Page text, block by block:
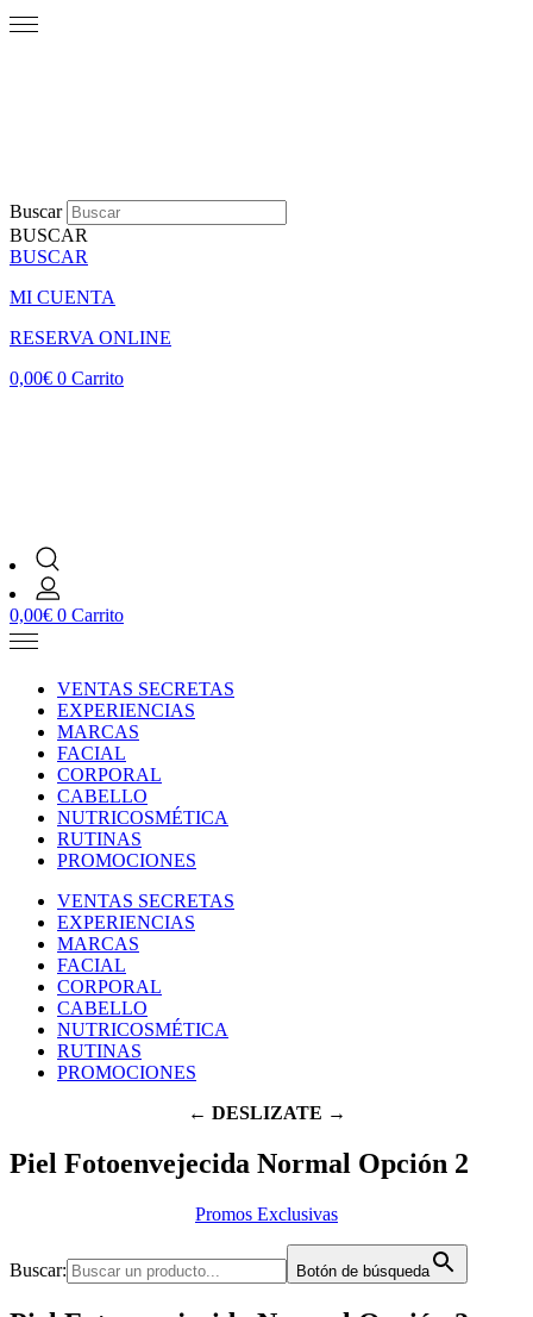
Buscar
BUSCAR
BUSCAR
MI CUENTA
RESERVA ONLINE
0,00€ 0 Carrito
0,00€ 0 Carrito
VENTAS SECRETAS
EXPERIENCIAS
MARCAS
FACIAL
CORPORAL
CABELLO
NUTRICOSMÉTICA
RUTINAS
PROMOCIONES
VENTAS SECRETAS
EXPERIENCIAS
MARCAS
FACIAL
CORPORAL
CABELLO
NUTRICOSMÉTICA
RUTINAS
PROMOCIONES
← DESLIZATE →
Piel Fotoenvejecida Normal Opción 2
Promos Exclusivas
Buscar: Botón de búsqueda